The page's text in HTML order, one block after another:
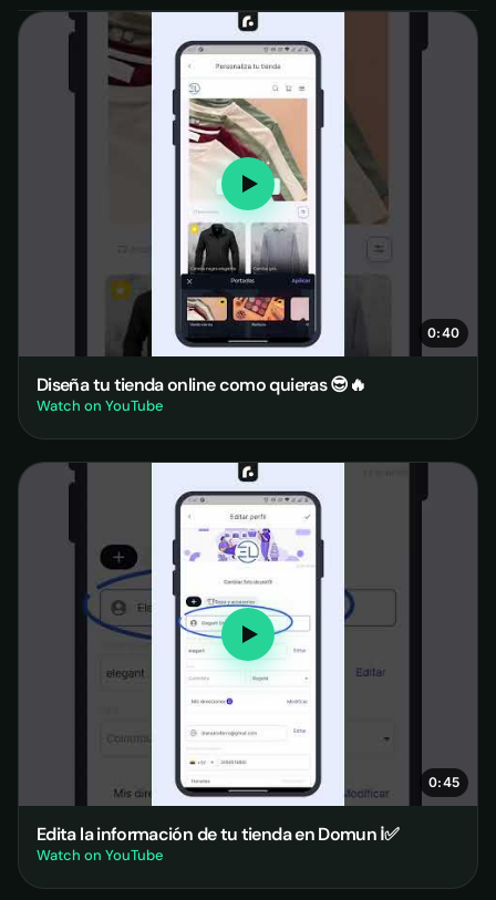
0:40
Diseña tu tienda online como quieras 😎🔥
Watch on YouTube
0:45
Edita la información de tu tienda en Domun ℹ✅
Watch on YouTube